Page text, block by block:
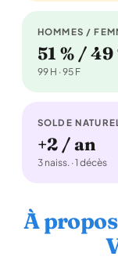
HOMMES /
51 % / 49
99 H · 95 F
SOLDE
+2 / an
3 naiss. · 1 décès
À